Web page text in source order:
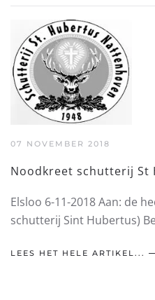
07 NOVEMBER 2018
Noodkreet schutterij St
Elsloo 6-11-2018 Aan: de
schutterij Sint Hubertus)
LEES HET HELE ARTIKEL...